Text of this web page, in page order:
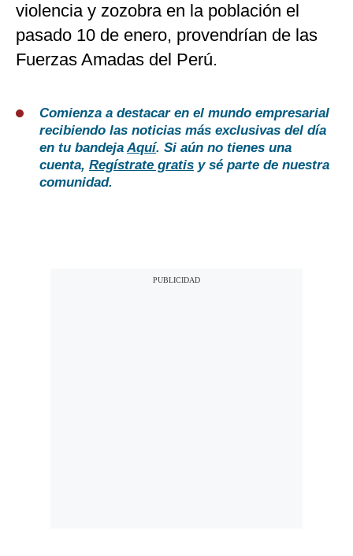
violencia y zozobra en la población el
pasado 10 de enero, provendrían de las
Fuerzas Amadas del Perú.
Comienza a destacar en el mundo empresarial
recibiendo las noticias más exclusivas del día
en tu bandejaAquí. Si aún no tienes una
cuenta, Regístrate gratis y sé parte de nuestra
comunidad.